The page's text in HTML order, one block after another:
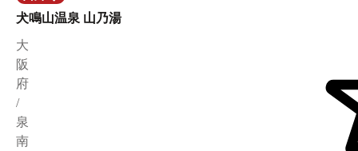
犬鳴山温泉 山乃湯
大
阪
府
/
泉
南